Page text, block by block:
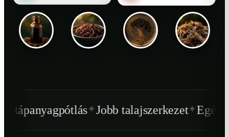
✦Jobb talajszerkezet ✦Egészségesebb